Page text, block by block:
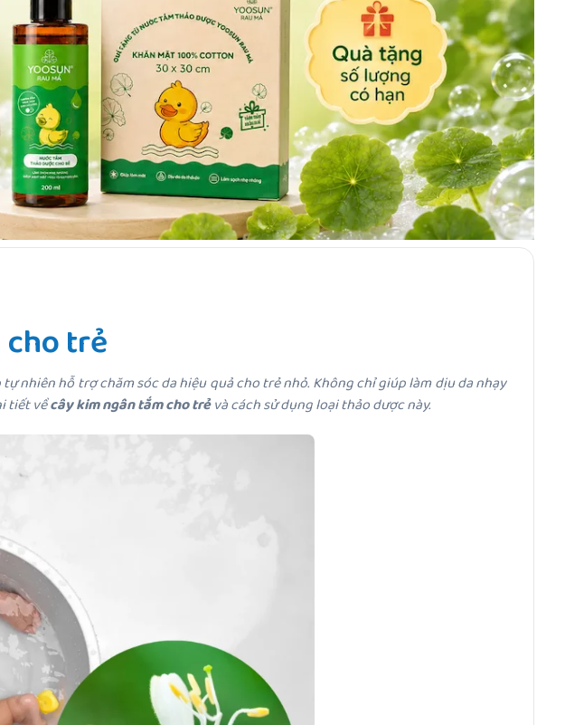
cho trẻ
nhiên hỗ trợ chăm sóc da hiệu quả cho trẻ nhỏ. Không chỉ giúp làm dịu da nhạy
tiết vềcây kim ngân tắm cho trẻvà cách sử dụng loại thảo dược này.